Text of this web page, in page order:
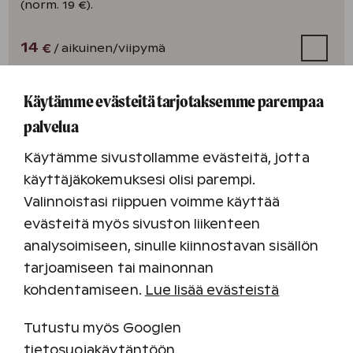
(norm. 19 €).
14 € / aikuinen/viipymä
Kylpylän vapaa käyttö aikuinen
Osta kylpyläliput kaikille majoittujille
majoitusvarauksen yhteydessä. Voit käyttää
kylpylää rajoituksetta koko loman ajan.
Kylpylän hinta voi vaihdella majoitusajankohdan ja
kysynnän mukaan. (Hinta paikan päältä 25
€/kertakäynti).
Käytämme evästeitä tarjotaksemme parempaa
palvelua
Käytämme sivustollamme evästeitä, jotta
käyttäjäkokemuksesi olisi parempi.
Valinnoistasi riippuen voimme käyttää
evästeitä myös sivuston liikenteen
analysoimiseen, sinulle kiinnostavan sisällön
tarjoamiseen tai mainonnan
kohdentamiseen. Lue lisää evästeistä
Tutustu myös Googlen